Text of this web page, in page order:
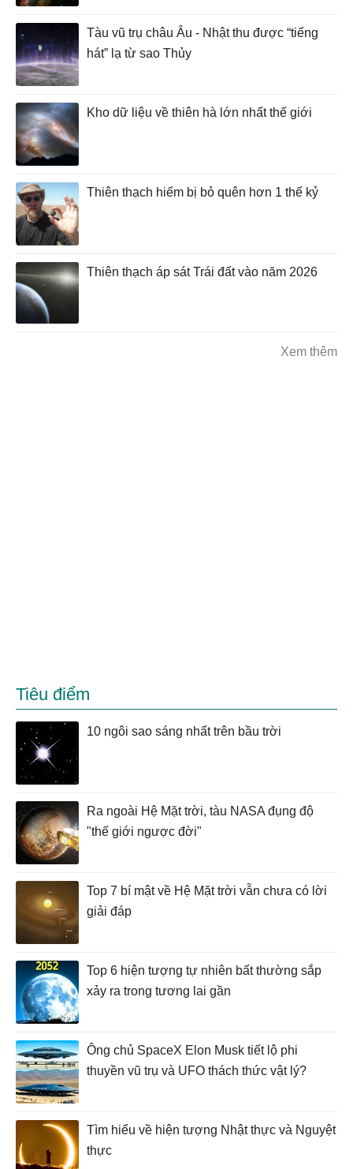
Tàu vũ trụ châu Âu - Nhật thu được “tiếng
hát” lạ từ sao Thủy
Kho dữ liệu về thiên hà lớn nhất thế giới
Thiên thạch hiếm bị bỏ quên hơn 1 thế kỷ
Thiên thạch áp sát Trái đất vào năm 2026
Xem thêm
Tiêu điểm
10 ngôi sao sáng nhất trên bầu trời
Ra ngoài Hệ Mặt trời, tàu NASA đụng độ
"thế giới ngược đời"
Top 7 bí mật về Hệ Mặt trời vẫn chưa có lời
giải đáp
Top 6 hiện tượng tự nhiên bất thường sắp
xảy ra trong tương lai gần
Ông chủ SpaceX Elon Musk tiết lộ phi
thuyền vũ trụ và UFO thách thức vật lý?
Tìm hiểu về hiện tượng Nhật thực và Nguyệt
thực